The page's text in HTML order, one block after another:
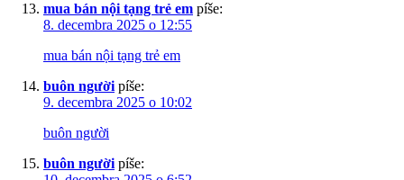
mua bán nội tạng trẻ em píše:
8. decembra 2025 o 12:55
mua bán nội tạng trẻ em
buôn người píše:
9. decembra 2025 o 10:02
buôn người
buôn người píše: